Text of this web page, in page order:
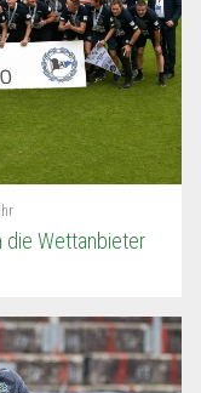
die Wettanbieter